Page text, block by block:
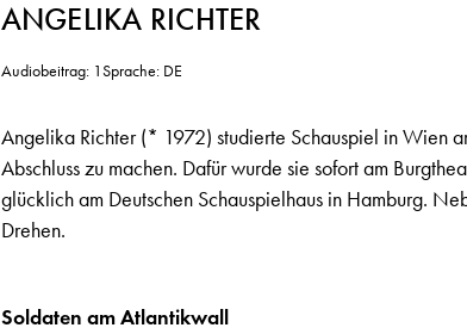
ANGELIKA RICHTER
Audiobeitrag: 1Sprache: DE
Angelika Richter (* 1972) studierte Schauspiel in Wien
Abschluss zu machen. Dafür wurde sie sofort am
glücklich am Deutschen Schauspielhaus in Hamburg.
Drehen.
Soldaten am Atlantikwall